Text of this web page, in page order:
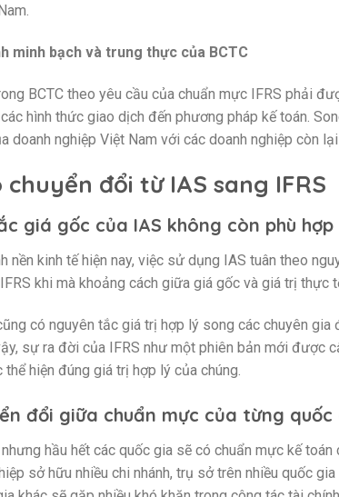
minh bạch và trung thực của BCTC
BCTC theo yêu cầu của chuẩn mực IFRS phải
hình thức giao dịch đến phương pháp kế toán.
doanh nghiệp Việt Nam với các doanh nghiệp còn
chuyển đổi từ IAS sang IFRS
giá gốc của IAS không còn phù hợp
nền kinh tế hiện nay, việc sử dụng IAS tuân theo
khi mà khoảng cách giữa giá gốc và giá trị thực
có nguyên tắc giá trị hợp lý song các chuyên
sự ra đời của IFRS như một phiên bản mới được
hiện đúng giá trị hợp lý của chúng.
đổi giữa chuẩn mực của từng
hầu hết các quốc gia sẽ có chuẩn mực kế
sở hữu nhiều chi nhánh, trụ sở trên nhiều quốc